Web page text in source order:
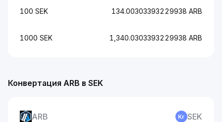
Конвертация ARB в SEK
ARB SEK
100 SEK 134.00303393229938 ARB
1000 SEK 1,340.0303393229938 ARB